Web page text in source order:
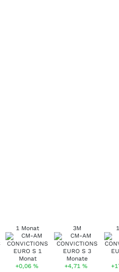
1 Monat
+0,06 %
3M
+4,71%